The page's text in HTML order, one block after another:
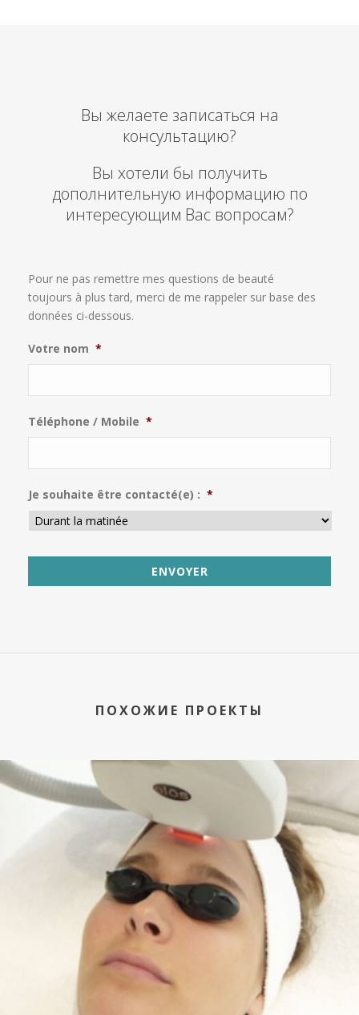
Вы желаете записаться на
консультацию?
Вы хотели бы получить
дополнительную информацию по
интересующим Вас вопросам?
Pour ne pas remettre mes questions de beauté
toujours à plus tard, merci de me rappeler sur base des
données ci-dessous.
Votre nom *
Téléphone / Mobile *
Je souhaite être contacté(e) : *
ПОХОЖИЕ ПРОЕКТЫ